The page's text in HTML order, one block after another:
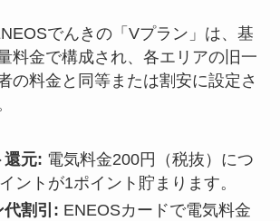
でんきの「Vプラン」は、基
料金で構成され、各エリアの旧一
の料金と同等または割安に設定さ
還元: 電気料金200円（税抜）につ
ントが1ポイント貯まります。
代割引: ENEOSカードで電気料金